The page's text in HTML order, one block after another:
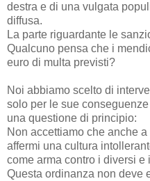
destra e di una vulgata
diffusa.
La parte riguardante le
Qualcuno pensa che i
euro di multa previsti?
Noi abbiamo scelto di
solo per le sue
una questione di principio:
Non accettiamo che anche
affermi una cultura
come arma contro i diversi e
Questa ordinanza non deve